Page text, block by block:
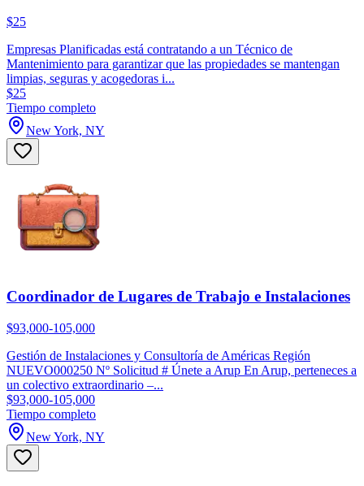
$25
Empresas Planificadas está contratando a un Técnico de
Mantenimiento para garantizar que las propiedades se mantengan
limpias, seguras y acogedoras i...
$25
Tiempo completo
New York, NY
Coordinador de Lugares de Trabajo e Instalaciones
$93,000-105,000
Gestión de Instalaciones y Consultoría de Américas Región
NUEVO000250 Nº Solicitud # Únete a Arup En Arup, perteneces a
un colectivo extraordinario –...
$93,000-105,000
Tiempo completo
New York, NY